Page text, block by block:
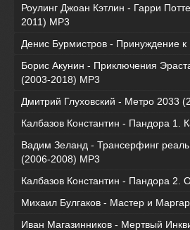
Роулинг Джоан Кэтлин - Гарри
2011) MP3
Денис Бурмистров - Принуждение к
Борис Акунин - Приключения
(2003-2018) МР3
Дмитрий Глуховский - Метро 2033
Калбазов Константин - Пандора 1.
Вадим Зеланд - Трансерфинг
(2006-2008) MP3
Калбазов Константин - Пандора 2.
Михаил Булгаков - Мастер и
Иван Магазинников - Мертвый